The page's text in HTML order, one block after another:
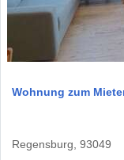
Wohnung zum
Regensburg, 93049